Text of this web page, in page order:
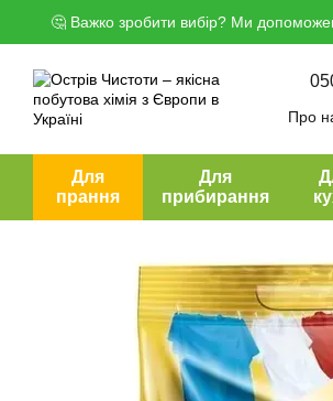
Перейти до основного контенту
🤔 Важко зробити вибір? Ми
Про
Для
прання
Для
прибирання